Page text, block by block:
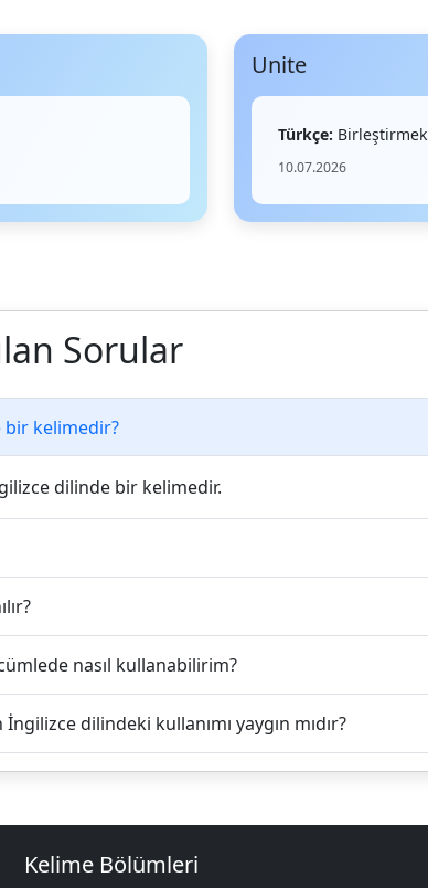
Unite
Türkçe: Birleştirmek
10.07.2026
Sorular
kelimedir?
dilinde bir kelimedir.
nasıl kullanabilirim?
dilindeki kullanımı yaygın mıdır?
Kelime Bölümleri